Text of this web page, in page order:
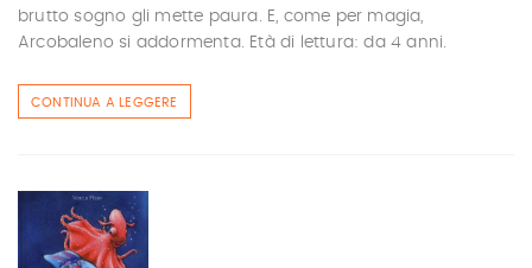
brutto sogno gli mette paura. E, come per magia,
Arcobaleno si addormenta. Età di lettura: da 4 anni.
CONTINUA A LEGGERE